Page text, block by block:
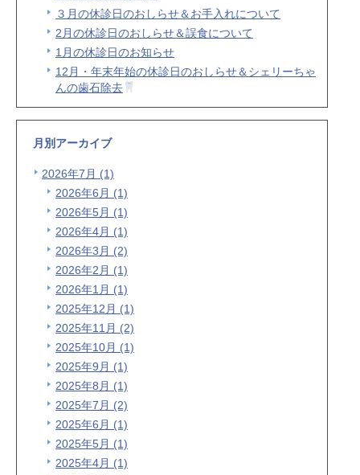
３月の休診日のおしらせ＆お手入れについて
2月の休診日のおしらせ＆誤食について
1月の休診日のお知らせ
12月・年末年始の休診日のおしらせ＆シェリーちゃ
んの歯石除去
月別アーカイブ
2026年7月 (1)
2026年6月 (1)
2026年5月 (1)
2026年4月 (1)
2026年3月 (2)
2026年2月 (1)
2026年1月 (1)
2025年12月 (1)
2025年11月 (2)
2025年10月 (1)
2025年9月 (1)
2025年8月 (1)
2025年7月 (2)
2025年6月 (1)
2025年5月 (1)
2025年4月 (1)